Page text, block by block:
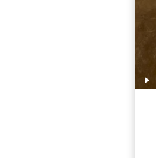
Play